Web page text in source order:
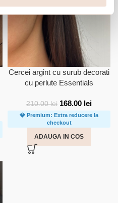
Cercei argint cu surub decorati
cu perlute Essentials
210.00lei 168.00 lei
💎 Premium: Extra reducere la
checkout
ADAUGA IN COS